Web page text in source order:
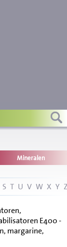
Mineralen
S T U V W X Y
E400 -
margarine,